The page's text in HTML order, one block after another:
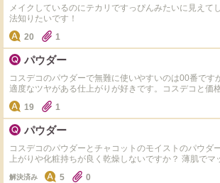
メイクしているのにテカリですっぴんみたいに見えて
法知りたいです！
20
1
パウダー
コスデコのパウダーで無難に使いやすいのは00番です
適度なツヤがある仕上がりが好きです。コスデコと価
がりや化粧持ちが良いパウダーってありますか？
19 1
パウダー
コスデコのパウダーとチャコットのモイストのパウダ
上がりや化粧持ちが良く乾燥しないですか？ 薄肌でマ
感が出やすい物は避けてます。粒子が細かく粉っぽく
解決済み 5 0